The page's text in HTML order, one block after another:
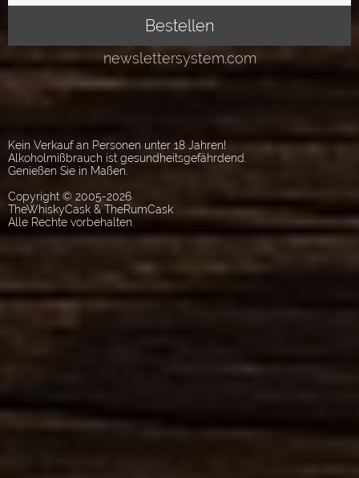
Kein Verkauf an Personen unter 18 Jahren!
Alkoholmißbrauch ist gesundheitsgefährdend.
Genießen Sie in Maßen.
Copyright © 2005-2026
TheWhiskyCask & TheRumCask
Alle Rechte vorbehalten.